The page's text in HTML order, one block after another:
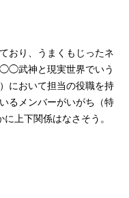
おり、うまくもじったネ
武神と現実世界でいう
において担当の役職を持
るメンバーがいがち（特
上下関係はなさそう。